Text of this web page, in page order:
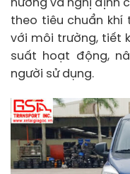
hướng và nghị định
theo tiêu chuẩn khí
với môi trường, tiết
suất hoạt động,
người sử dụng.